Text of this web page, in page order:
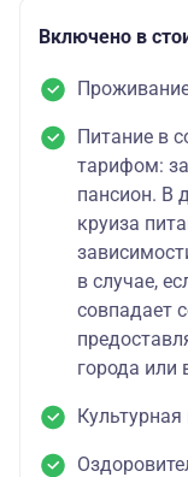
Включено в
Питание в
тарифом:
пансион. В
круиза
в случае,
совпадает
города или